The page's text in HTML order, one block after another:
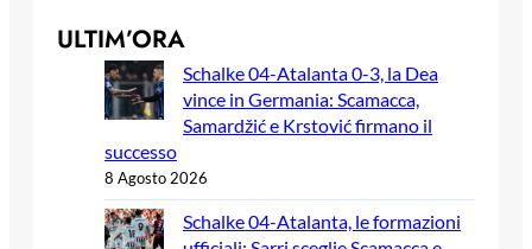
ULTIM’ORA
Schalke 04-Atalanta 0-3, la Dea
vince in Germania: Scamacca,
Samardžić e Krstović firmano il
successo
8 Agosto 2026
Schalke 04-Atalanta, le formazioni